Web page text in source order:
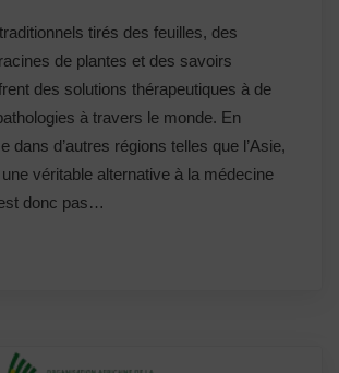
tirés des feuilles, des
de plantes et des savoirs
des solutions thérapeutiques à de
à travers le monde. En
dans d’autres régions telles que l’Asie,
véritable alternative à la médecine
donc pas…